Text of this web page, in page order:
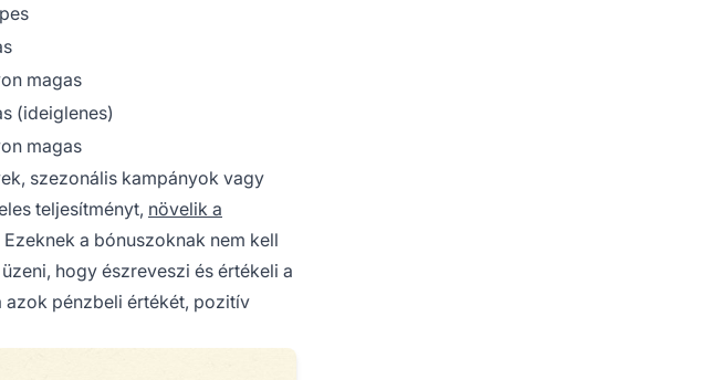
magas
(ideiglenes)
magas
szezonális kampányok vagy
teljesítményt, növelik a
a bónuszoknak nem kell
hogy észreveszi és értékeli a
azok pénzbeli értékét, pozitív